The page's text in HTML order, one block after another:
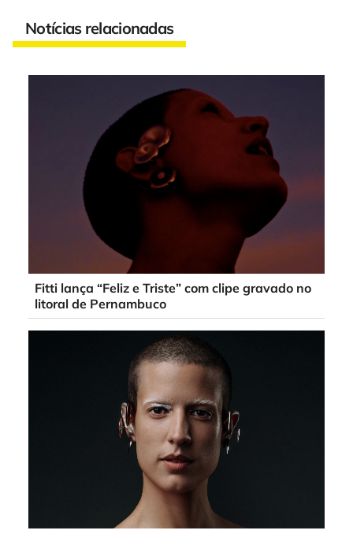
Notícias relacionadas
Fitti lança “Feliz e Triste” com clipe gravado no
litoral de Pernambuco